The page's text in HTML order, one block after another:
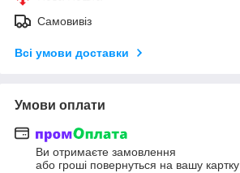
Самовивіз
Всі умови доставки
Умови оплати
Ви отримаєте замовлення
або гроші повернуться на вашу картку